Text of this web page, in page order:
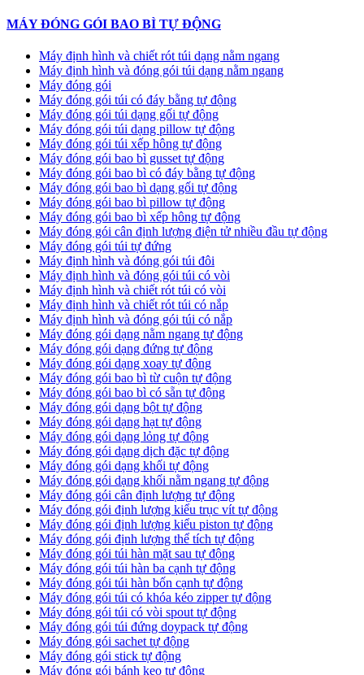
MÁY ĐÓNG GÓI BAO BÌ TỰ ĐỘNG
Máy định hình và chiết rót túi dạng nằm ngang
Máy định hình và đóng gói túi dạng nằm ngang
Máy đóng gói
Máy đóng gói túi có đáy bằng tự động
Máy đóng gói túi dạng gối tự động
Máy đóng gói túi dạng pillow tự động
Máy đóng gói túi xếp hông tự động
Máy đóng gói bao bì gusset tự động
Máy đóng gói bao bì có đáy bằng tự động
Máy đóng gói bao bì dạng gối tự động
Máy đóng gói bao bì pillow tự động
Máy đóng gói bao bì xếp hông tự động
Máy đóng gói cân định lượng điện tử nhiều đầu tự động
Máy đóng gói túi tự đứng
Máy định hình và đóng gói túi đôi
Máy định hình và đóng gói túi có vòi
Máy định hình và chiết rót túi có vòi
Máy định hình và chiết rót túi có nắp
Máy định hình và đóng gói túi có nắp
Máy đóng gói dạng nằm ngang tự động
Máy đóng gói dạng đứng tự động
Máy đóng gói dạng xoay tự động
Máy đóng gói bao bì từ cuộn tự động
Máy đóng gói bao bì có sẵn tự động
Máy đóng gói dạng bột tự động
Máy đóng gói dạng hạt tự động
Máy đóng gói dạng lỏng tự động
Máy đóng gói dạng dịch đặc tự động
Máy đóng gói dạng khối tự động
Máy đóng gói dạng khối nằm ngang tự động
Máy đóng gói cân định lượng tự động
Máy đóng gói định lượng kiểu trục vít tự động
Máy đóng gói định lượng kiểu piston tự động
Máy đóng gói định lượng thể tích tự động
Máy đóng gói túi hàn mặt sau tự động
Máy đóng gói túi hàn ba cạnh tự động
Máy đóng gói túi hàn bốn cạnh tự động
Máy đóng gói túi có khóa kéo zipper tự động
Máy đóng gói túi có vòi spout tự động
Máy đóng gói túi đứng doypack tự động
Máy đóng gói sachet tự động
Máy đóng gói stick tự động
Máy đóng gói bánh kẹo tự động